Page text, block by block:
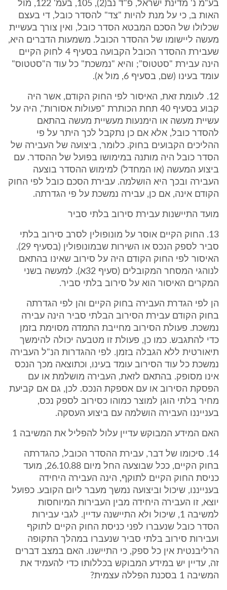
בע"מ נ' מדינת ישראל, פ"ד נב(2), 105, בעמ' 122, מול
האות ב, כי על מנת להיות "צד" להסדר כובל, די בעצם
שכלולו של הסכם המבטא הסדר כובל, ואין צורך בעשיית
מעשה ליישומו של ההסדר הכובל. משמעות הדברים היא,
שעבירת ההסדר הכובל הקבועה בסעיף 4 לחוק הקיים
הינה עבירת "סטטוס"; והיא "נמשכת" כל עוד ה"סטטוס"
עומד בעינו (שם, בסעיף 6, מול א).
12. לעומת זאת, האיסור לפי החוק הקודם, אשר היה
קבוע בסעיף 40 תחת הכותרת "פעולות אסורות", היה על
עשיית מעשה או הימנעות מעשיית מעשה בהתאם
להסדר כובל, אלא אם כן נתקבל לכך היתר על פי
ההליכים הקבועים בחוק. כלומר, ביצועה של העבירה של
הסדר כובל היה מותנה במימושו בפועל של ההסדר. עם
ביצוע המעשה (או המחדל) למימוש ההסדר בוצעה
העבירה ובכך היא הושלמה. עבירת הסכם כובל לפי החוק
הקודם אינה, אם כן, עבירה נמשכת על פי הגדרתה.
מועד התיישנות עבירת סירוב בלתי סביר
13. החוק הקיים אוסר על מונופולין לסרב סירוב בלתי
סביר לספק הנכס או השירות שבמונופולין (בסעיף 29).
האיסור לפי החוק הקודם היה על סירוב שאינו בהתאם
לנוהגי המסחר המקובלים (סעיף 32א). למעשה בשני
המקרים האיסור הוא על סירוב בלתי סביר.
הן לפי הגדרת העבירה בחוק הקיים והן לפי הגדרתה
בחוק הקודם עבירת הסירוב הבלתי סביר הינה עבירה
נמשכת. פעולת הסירוב מחייבת התמדה מסוימת בזמן
כדי להתגבש. כמו כן, פעולת זו מטבעה יכולה להימשך
תיאורטית ללא הגבלה בזמן. לפי ההגדרות הנ"ל העבירה
נמשכת כל עוד הסירוב עומד בעינו, וכתוצאה מכך הנכס
אינו מסופק. בהתאם לזאת, העבירה מושלמת או עם
הפסקת הסירוב או עם אספקת הנכס. לכן, גם אם קביעת
מחיר בלתי הוגן למוצר כמוהו כסירוב לספק נכס,
בענייננו העבירה הושלמה עם ביצוע העסקה.
האם המידע המבוקש עדיין עלול להפליל את המשיבה 1
14. סיכומו של דבר, עבירת ההסדר הכובל, כהגדרתה
בחוק הקיים, ככל שבוצעה החל מיום 26.10.88, מועד
כניסת החוק הקיים לתוקף, הינה העבירה היחידה
בענייננו, שיכול וביצועה נמשך מעבר ליום הקובע. כפועל
יוצא, זו העבירה היחידה מבין העבירות המיוחסות
למשיבה 1, שיכול ולא התיישנה עדיין. לגבי עבירות
הסדר כובל שנעברו לפני כניסת החוק הקיים לתוקף
ועבירות סירוב בלתי סביר שנעברו במהלך התקופה
הרליבנטית אין כל ספק, כי התיישנו. האם במצב דברים
זה, עדיין יש במידע המבוקש בכללותו כדי להעמיד את
המשיבה 1 בסכנת הפללה עצמית?